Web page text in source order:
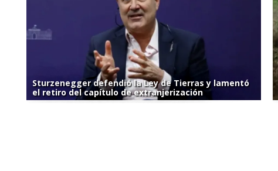
Sturzenegger defendió la Ley de Tierras y lamentó
el retiro del capítulo de extranjerización